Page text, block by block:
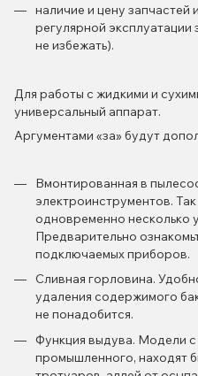
наличие и цену запчастей
регулярной
не избежать).
Для работы с жидкими и
универсальный аппарат.
Аргументами «за» будут
Вмонтированная в
электроинструментов.
одновременно несколько
Предварительно
подключаемых приборов.
Сливная горловина.
удаления содержимого
не понадобится.
Функция выдува. Модели
промышленного, находят